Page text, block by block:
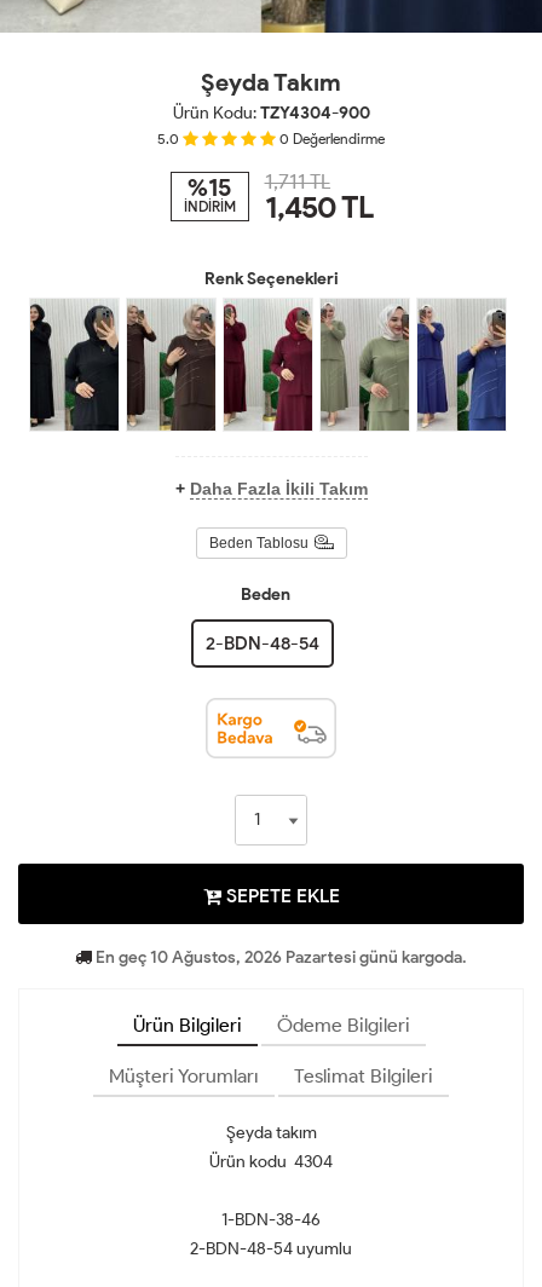
Şeyda Takım
Ürün Kodu:TZY4304-900
5.0 0 Değerlendirme
%15
İNDİRİM
1,711 TL
1,450TL
Renk Seçenekleri
+ Daha Fazla İkili Takım
Beden Tablosu
Beden
2-BDN-48-54
SEPETE EKLE
En geç 10 Ağustos, 2026 Pazartesi günü kargoda.
Ürün Bilgileri Ödeme Bilgileri
Müşteri Yorumları Teslimat Bilgileri
Şeyda takım
Ürün kodu 4304
1-BDN-38-46
2-BDN-48-54 uyumlu